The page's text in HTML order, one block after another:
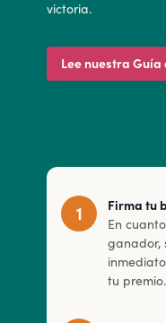
victoria.
Lee nuestra
Firma tu
En
ganador,
tu premio.